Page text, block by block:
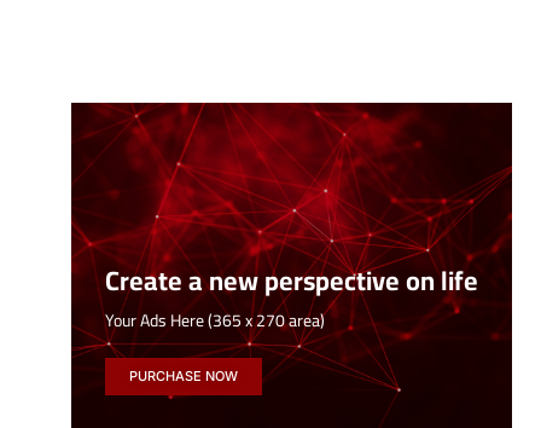
Create a new perspective on life
Your Ads Here (365 x 270 area)
PURCHASE NOW